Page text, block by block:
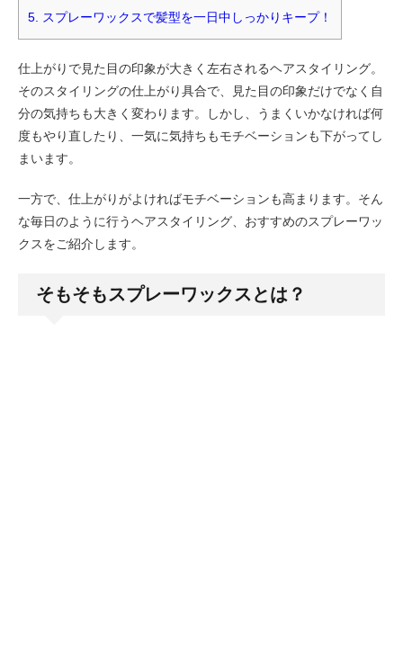
5. スプレーワックスで髪型を一日中しっかりキープ！
仕上がりで見た目の印象が大きく左右されるヘアスタイリング。
そのスタイリングの仕上がり具合で、見た目の印象だけでなく自
分の気持ちも大きく変わります。しかし、うまくいかなければ何
度もやり直したり、一気に気持ちもモチベーションも下がってし
まいます。
一方で、仕上がりがよければモチベーションも高まります。そん
な毎日のように行うヘアスタイリング、おすすめのスプレーワッ
クスをご紹介します。
そもそもスプレーワックスとは？